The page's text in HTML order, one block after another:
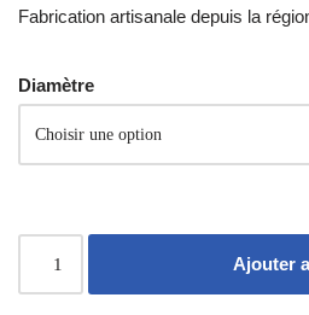
Fabrication artisanale depuis la
Diamètre
Ajouter